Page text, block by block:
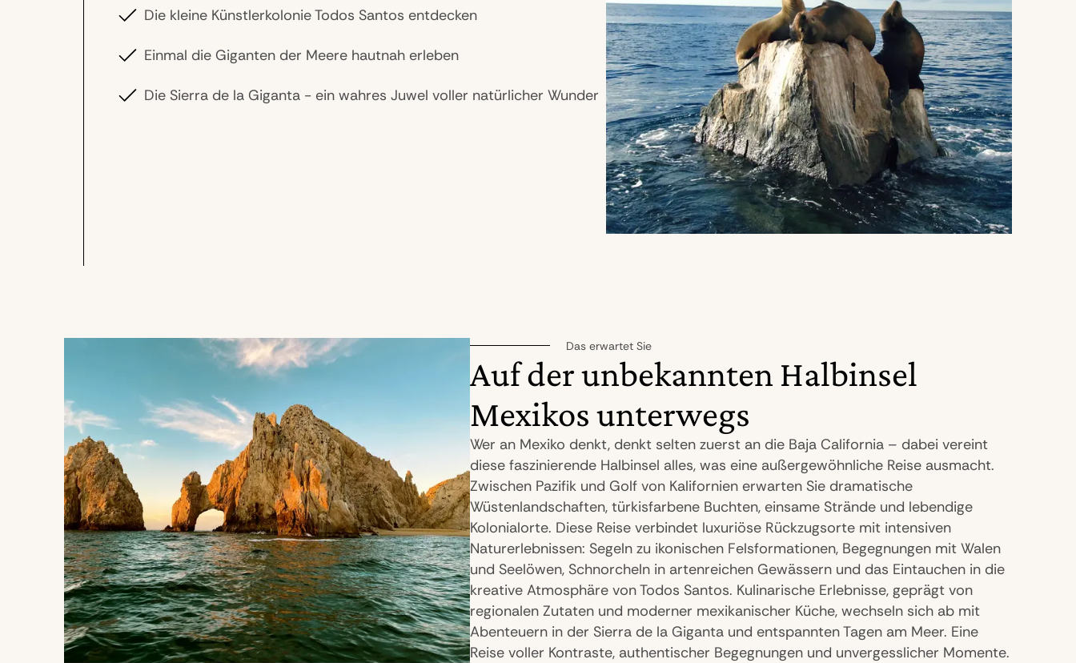
Die kleine Künstlerkolonie Todos Santos entdecken
Einmal die Giganten der Meere hautnah erleben
Die Sierra de la Giganta - ein wahres Juwel voller natürlicher Wunder
Das erwartet Sie
Auf der unbekannten Halbinsel
Mexikos unterwegs
Wer an Mexiko denkt, denkt selten zuerst an die Baja California – dabei vereint
diese faszinierende Halbinsel alles, was eine außergewöhnliche Reise ausmacht.
Zwischen Pazifik und Golf von Kalifornien erwarten Sie dramatische
Wüstenlandschaften, türkisfarbene Buchten, einsame Strände und lebendige
Kolonialorte. Diese Reise verbindet luxuriöse Rückzugsorte mit intensiven
Naturerlebnissen: Segeln zu ikonischen Felsformationen, Begegnungen mit Walen
und Seelöwen, Schnorcheln in artenreichen Gewässern und das Eintauchen in die
kreative Atmosphäre von Todos Santos. Kulinarische Erlebnisse, geprägt von
regionalen Zutaten und moderner mexikanischer Küche, wechseln sich ab mit
Abenteuern in der Sierra de la Giganta und entspannten Tagen am Meer. Eine
Reise voller Kontraste, authentischer Begegnungen und unvergesslicher Momente.